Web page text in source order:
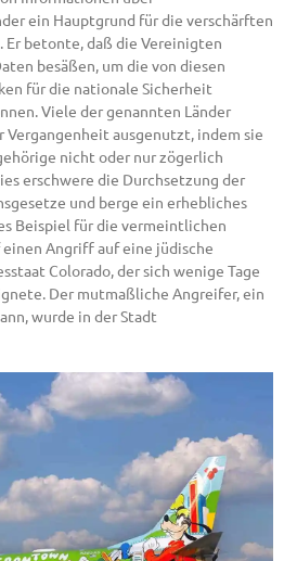
ein Hauptgrund für die verschärften
Er betonte, daß die Vereinigten
besäßen, um die von diesen
für die nationale Sicherheit
Viele der genannten Länder
Vergangenheit ausgenutzt, indem sie
nicht oder nur zögerlich
erschwere die Durchsetzung der
und berge ein erhebliches
Beispiel für die vermeintlichen
einen Angriff auf eine jüdische
Colorado, der sich wenige Tage
Der mutmaßliche Angreifer, ein
wurde in der Stadt